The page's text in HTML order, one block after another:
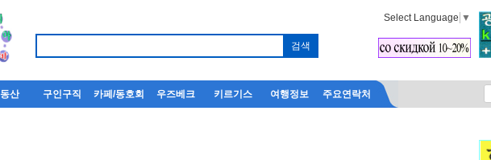
Select Language ▼
산 구인구직 카페/동호회 우즈베크 키르기스 여행정보 주요연락처